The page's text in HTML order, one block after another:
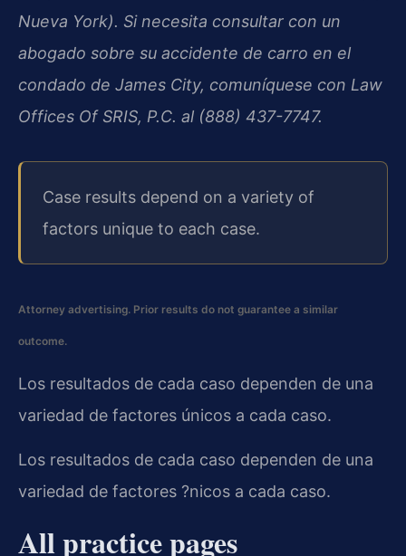
Nueva York). Si necesita consultar con un
abogado sobre su accidente de carro en el
condado de James City, comuníquese con Law
Offices Of SRIS, P.C. al (888) 437-7747.
Case results depend on a variety of
factors unique to each case.
Attorney advertising. Prior results do not guarantee a similar
outcome.
Los resultados de cada caso dependen de una
variedad de factores únicos a cada caso.
Los resultados de cada caso dependen de una
variedad de factores ?nicos a cada caso.
All practice pages